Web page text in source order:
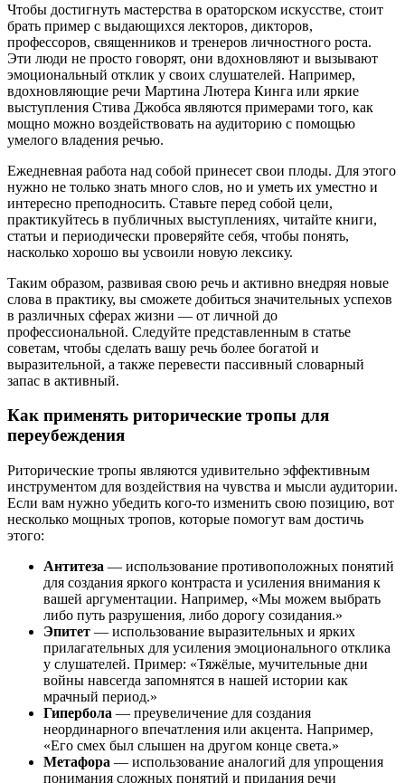
Чтобы достигнуть мастерства в ораторском искусстве, стоит
брать пример с выдающихся лекторов, дикторов,
профессоров, священников и тренеров личностного роста.
Эти люди не просто говорят, они вдохновляют и вызывают
эмоциональный отклик у своих слушателей. Например,
вдохновляющие речи Мартина Лютера Кинга или яркие
выступления Стива Джобса являются примерами того, как
мощно можно воздействовать на аудиторию с помощью
умелого владения речью.
Ежедневная работа над собой принесет свои плоды. Для этого
нужно не только знать много слов, но и уметь их уместно и
интересно преподносить. Ставьте перед собой цели,
практикуйтесь в публичных выступлениях, читайте книги,
статьи и периодически проверяйте себя, чтобы понять,
насколько хорошо вы усвоили новую лексику.
Таким образом, развивая свою речь и активно внедряя новые
слова в практику, вы сможете добиться значительных успехов
в различных сферах жизни — от личной до
профессиональной. Следуйте представленным в статье
советам, чтобы сделать вашу речь более богатой и
выразительной, а также перевести пассивный словарный
запас в активный.
Как применять риторические тропы для
переубеждения
Риторические тропы являются удивительно эффективным
инструментом для воздействия на чувства и мысли аудитории.
Если вам нужно убедить кого-то изменить свою позицию, вот
несколько мощных тропов, которые помогут вам достичь
этого:
Антитеза — использование противоположных понятий
для создания яркого контраста и усиления внимания к
вашей аргументации. Например, «Мы можем выбрать
либо путь разрушения, либо дорогу созидания.»
Эпитет — использование выразительных и ярких
прилагательных для усиления эмоционального отклика
у слушателей. Пример: «Тяжёлые, мучительные дни
войны навсегда запомнятся в нашей истории как
мрачный период.»
Гипербола — преувеличение для создания
неординарного впечатления или акцента. Например,
«Его смех был слышен на другом конце света.»
Метафора — использование аналогий для упрощения
понимания сложных понятий и придания речи